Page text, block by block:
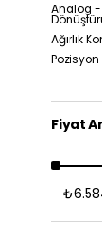
Analog -
Ağırlık
Fiyat